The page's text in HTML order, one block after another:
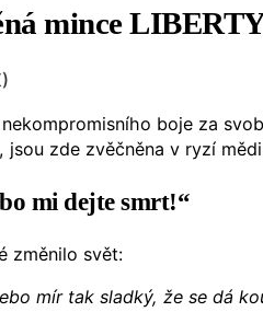
mince
)
boje za
jsou zde zvěčněna v ryzí
mi dejte smrt!“
změnilo svět:
mír tak sladký, že se dá